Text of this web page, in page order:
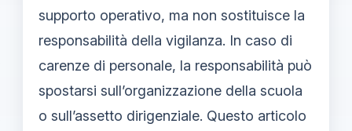
supporto operativo, ma non sostituisce la
responsabilità della vigilanza. In caso di
carenze di personale, la responsabilità può
spostarsi sull’organizzazione della scuola
o sull’assetto dirigenziale. Questo articolo